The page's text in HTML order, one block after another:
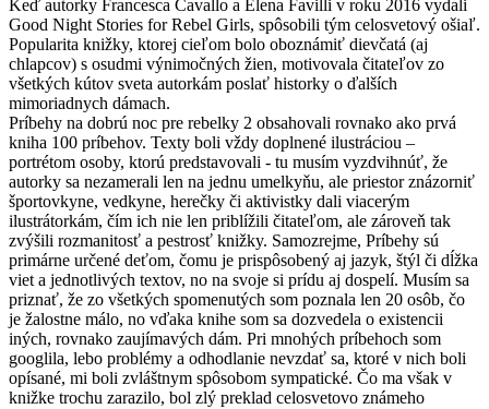
Keď autorky Francesca Cavallo a Elena Favilli v roku 2016 vydali
Good Night Stories for Rebel Girls, spôsobili tým celosvetový ošiaľ.
Popularita knižky, ktorej cieľom bolo oboznámiť dievčatá (aj
chlapcov) s osudmi výnimočných žien, motivovala čitateľov zo
všetkých kútov sveta autorkám poslať historky o ďalších
mimoriadnych dámach.
Príbehy na dobrú noc pre rebelky 2 obsahovali rovnako ako prvá
kniha 100 príbehov. Texty boli vždy doplnené ilustráciou –
portrétom osoby, ktorú predstavovali - tu musím vyzdvihnúť, že
autorky sa nezamerali len na jednu umelkyňu, ale priestor znázorniť
športovkyne, vedkyne, herečky či aktivistky dali viacerým
ilustrátorkám, čím ich nie len priblížili čitateľom, ale zároveň tak
zvýšili rozmanitosť a pestrosť knižky. Samozrejme, Príbehy sú
primárne určené deťom, čomu je prispôsobený aj jazyk, štýl či dĺžka
viet a jednotlivých textov, no na svoje si prídu aj dospelí. Musím sa
priznať, že zo všetkých spomenutých som poznala len 20 osôb, čo
je žalostne málo, no vďaka knihe som sa dozvedela o existencii
iných, rovnako zaujímavých dám. Pri mnohých príbehoch som
googlila, lebo problémy a odhodlanie nevzdať sa, ktoré v nich boli
opísané, mi boli zvláštnym spôsobom sympatické. Čo ma však v
knižke trochu zarazilo, bol zlý preklad celosvetovo známeho